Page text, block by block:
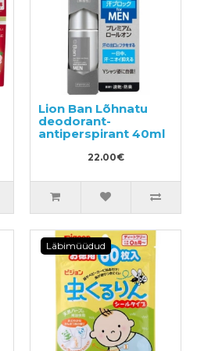
Lion Ban Lõhnatu
deodorant-
antiperspirant 40ml
22.00€
Läbimüüdud